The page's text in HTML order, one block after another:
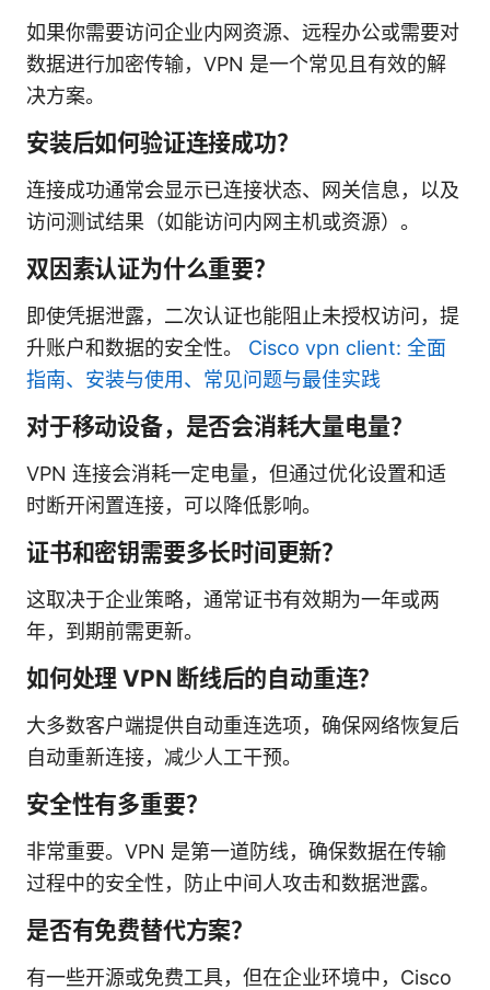
如果你需要访问企业内网资源、远程办公或需要对
数据进行加密传输，VPN 是一个常见且有效的解
决方案。
安装后如何验证连接成功？
连接成功通常会显示已连接状态、网关信息，以及
访问测试结果（如能访问内网主机或资源）。
双因素认证为什么重要？
即使凭据泄露，二次认证也能阻止未授权访问，提
升账户和数据的安全性。 Cisco vpn client: 全面
指南、安装与使用、常见问题与最佳实践
对于移动设备，是否会消耗大量电量？
VPN 连接会消耗一定电量，但通过优化设置和适
时断开闲置连接，可以降低影响。
证书和密钥需要多长时间更新？
这取决于企业策略，通常证书有效期为一年或两
年，到期前需更新。
如何处理 VPN 断线后的自动重连？
大多数客户端提供自动重连选项，确保网络恢复后
自动重新连接，减少人工干预。
安全性有多重要？
非常重要。VPN 是第一道防线，确保数据在传输
过程中的安全性，防止中间人攻击和数据泄露。
是否有免费替代方案？
有一些开源或免费工具，但在企业环境中，Cisco